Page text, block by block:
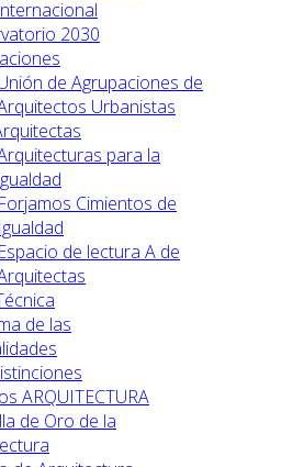
2030
de Agrupaciones de
Urbanistas
para la
Forjamos Cimientos de
Igualdad
Espacio de lectura A de
de las
ARQUITECTURA
de Oro de la